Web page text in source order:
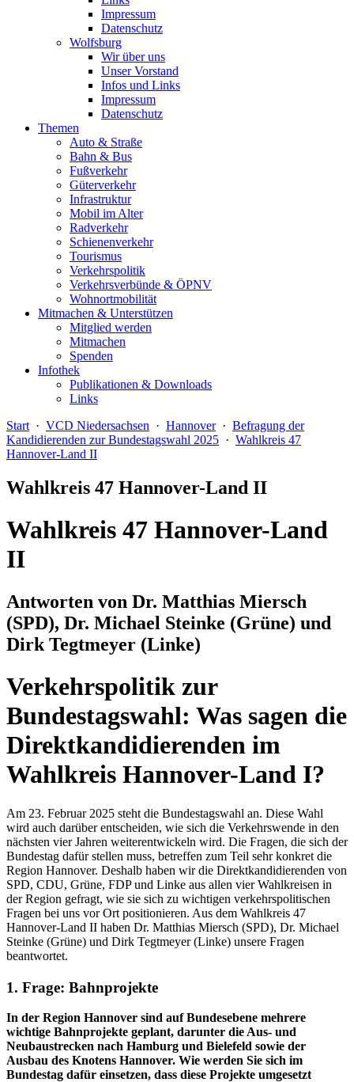
Impressum
Datenschutz
Wolfsburg
Wir über uns
Unser Vorstand
Infos und Links
Impressum
Datenschutz
Themen
Auto & Straße
Bahn & Bus
Fußverkehr
Güterverkehr
Infrastruktur
Mobil im Alter
Radverkehr
Schienenverkehr
Tourismus
Verkehrspolitik
Verkehrsverbünde & ÖPNV
Wohnortmobilität
Mitmachen & Unterstützen
Mitglied werden
Mitmachen
Spenden
Infothek
Publikationen & Downloads
Links
Start · VCD Niedersachsen · Hannover· Befragung der
Kandidierenden zur Bundestagswahl 2025 · Wahlkreis 47
Hannover-Land II
Wahlkreis 47 Hannover-Land II
Wahlkreis 47 Hannover-Land
II
Antworten von Dr. Matthias Miersch
(SPD), Dr. Michael Steinke (Grüne) und
Dirk Tegtmeyer (Linke)
Verkehrspolitik zur
Bundestagswahl: Was sagen die
Direktkandidierenden im
Wahlkreis Hannover-Land I?
Am 23. Februar 2025 steht die Bundestagswahl an. Diese Wahl
wird auch darüber entscheiden, wie sich die Verkehrswende in den
nächsten vier Jahren weiterentwickeln wird. Die Fragen, die sich der
Bundestag dafür stellen muss, betreffen zum Teil sehr konkret die
Region Hannover. Deshalb haben wir die Direktkandidierenden von
SPD, CDU, Grüne, FDP und Linke aus allen vier Wahlkreisen in
der Region gefragt, wie sie sich zu wichtigen verkehrspolitischen
Fragen bei uns vor Ort positionieren. Aus dem Wahlkreis 47
Hannover-Land II haben Dr. Matthias Miersch (SPD), Dr. Michael
Steinke (Grüne) und Dirk Tegtmeyer (Linke) unsere Fragen
beantwortet.
1. Frage: Bahnprojekte
In der Region Hannover sind auf Bundesebene mehrere
wichtige Bahnprojekte geplant, darunter die Aus- und
Neubaustrecken nach Hamburg und Bielefeld sowie der
Ausbau des Knotens Hannover. Wie werden Sie sich im
Bundestag dafür einsetzen, dass diese Projekte umgesetzt